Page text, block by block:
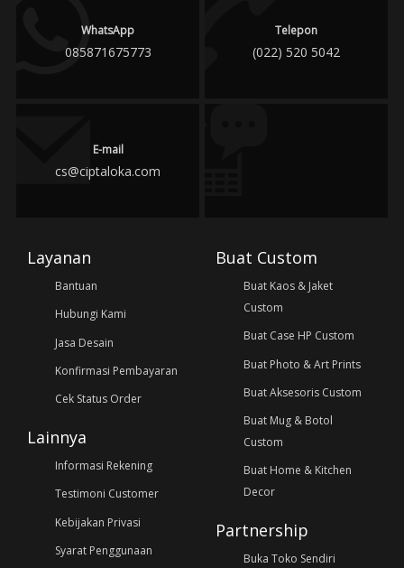
WhatsApp
085871675773
Telepon
(022) 520 5042
E-mail
cs@ciptaloka.com
Layanan
Bantuan
Hubungi Kami
Jasa Desain
Konfirmasi Pembayaran
Cek Status Order
Lainnya
Informasi Rekening
Testimoni Customer
Kebijakan Privasi
Syarat Penggunaan
Buat Custom
Buat Kaos & Jaket
Custom
Buat Case HP Custom
Buat Photo & Art Prints
Buat Aksesoris Custom
Buat Mug & Botol
Custom
Buat Home & Kitchen
Decor
Partnership
Buka Toko Sendiri